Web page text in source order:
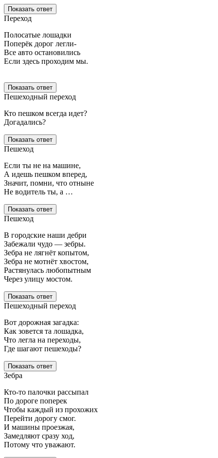
Показать ответ
Переход
Полосатые лошадки
Поперёк дорог легли-
Все авто остановились
Если здесь проходим мы.
Показать ответ
Пешеходный переход
Кто пешком всегда идет?
Догадались?
Показать ответ
Пешеход
Если ты не на машине,
А идешь пешком вперед,
Значит, помни, что отныне
Не водитель ты, а …
Показать ответ
Пешеход
В городские наши дебри
Забежали чудо — зебры.
Зебра не лягнёт копытом,
Зебра не мотнёт хвостом,
Растянулась любопытным
Через улицу мостом.
Показать ответ
Пешеходный переход
Вот дорожная загадка:
Как зовется та лошадка,
Что легла на переходы,
Где шагают пешеходы?
Показать ответ
Зебра
Кто-то палочки рассыпал
По дороге поперек
Чтобы каждый из прохожих
Перейти дорогу смог.
И машины проезжая,
Замедляют сразу ход,
Потому что уважают.